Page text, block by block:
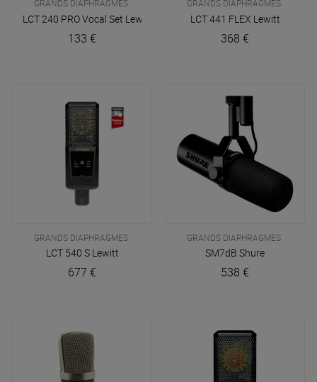
GRANDS DIAPHRAGMES
LCT 240 PRO Vocal Set Lewitt
133 €
GRANDS DIAPHRAGMES
LCT 441 FLEX Lewitt
368 €
GRANDS DIAPHRAGMES
LCT 540 S Lewitt
677 €
GRANDS DIAPHRAGMES
SM7dB Shure
538 €